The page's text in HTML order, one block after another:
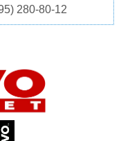
280-80-12